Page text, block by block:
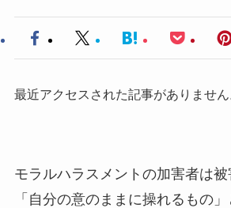
最近アクセスされた記事がありません
モラルハラスメントの加害者は
「自分の意のままに操れるもの